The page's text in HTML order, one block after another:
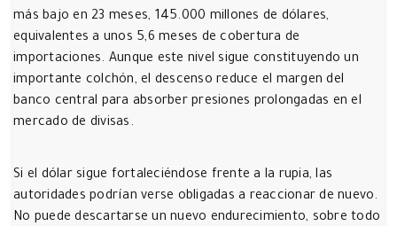
más bajo en 23 meses, 145.000 millones de dólares,
equivalentes a unos 5,6 meses de cobertura de
importaciones. Aunque este nivel sigue constituyendo un
importante colchón, el descenso reduce el margen del
banco central para absorber presiones prolongadas en el
mercado de divisas.
Si el dólar sigue fortaleciéndose frente a la rupia, las
autoridades podrían verse obligadas a reaccionar de nuevo.
No puede descartarse un nuevo endurecimiento, sobre todo